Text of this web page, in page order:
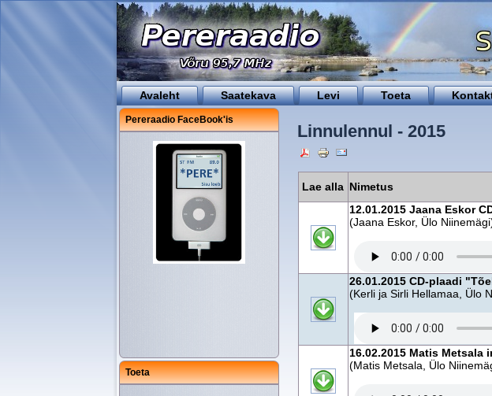
Avaleht Saatekava Levi Toeta
Pereraadio FaceBook'is
Toeta
Linnulennul - 2015
Lae alla Nimetus
12.01.2015 Jaana Eskor
(Jaana Eskor, Ülo
26.01.2015 CD-plaadi
(Kerli ja Sirli Hellamaa, Ülo
16.02.2015 Matis
(Matis Metsala, Ülo